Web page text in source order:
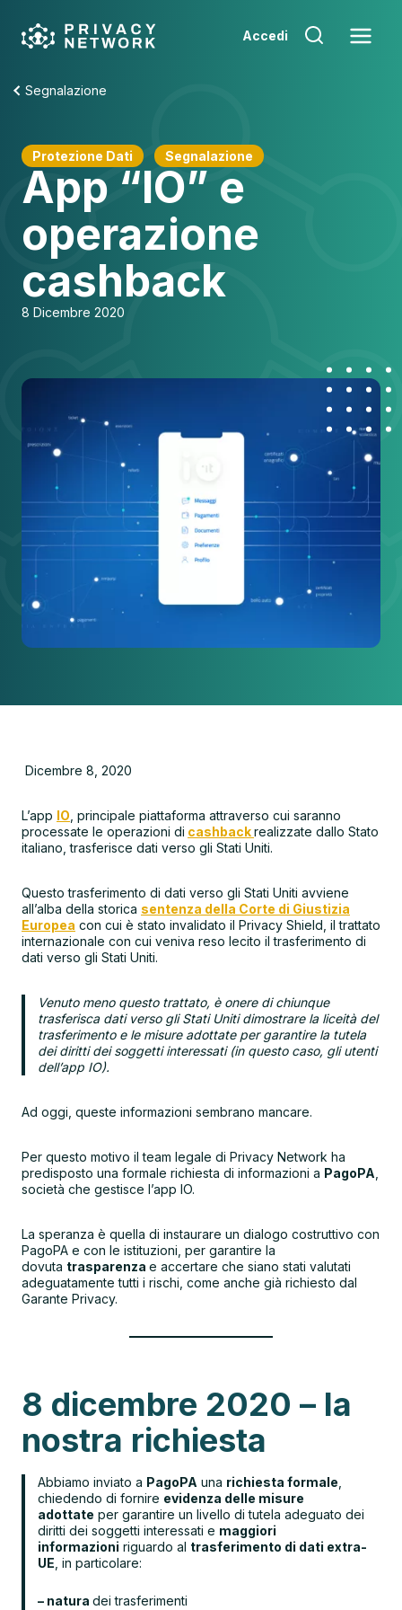
content
Accedi
Segnalazione
Protezione Dati Segnalazione
App “IO” e
operazione
cashback
8 Dicembre 2020
Dicembre 8, 2020
L’app IO , principale piattaforma attraverso cui saranno
processate le operazioni di cashbackrealizzate dallo Stato
italiano, trasferisce dati verso gli Stati Uniti.
Questo trasferimento di dati verso gli Stati Uniti avviene
all’alba della storica sentenza della Corte di Giustizia
Europea con cui è stato invalidato il Privacy Shield, il trattato
internazionale con cui veniva reso lecito il trasferimento di
dati verso gli Stati Uniti.
Venuto meno questo trattato, è onere di chiunque
trasferisca dati verso gli Stati Uniti dimostrare la liceità del
trasferimento e le misure adottate per garantire la tutela
dei diritti dei soggetti interessati (in questo caso, gli utenti
dell’app IO).
Ad oggi, queste informazioni sembrano mancare.
Per questo motivo il team legale di Privacy Network ha
predisposto una formale richiesta di informazioni a PagoPA
società che gestisce l’app IO.
La speranza è quella di instaurare un dialogo costruttivo con
PagoPA e con le istituzioni, per garantire la
dovuta trasparenza e accertare che siano stati valutati
adeguatamente tutti i rischi, come anche già richiesto dal
Garante Privacy.
8 dicembre 2020 – la
nostra richiesta
Abbiamo inviato a PagoPA una richiesta formale
chiedendo di fornire evidenza delle misure
adottate per garantire un livello di tutela adeguato dei
diritti dei soggetti interessati e maggiori
informazioni riguardo al trasferimento di dati extra-
UE , in particolare:
– natura dei trasferimenti